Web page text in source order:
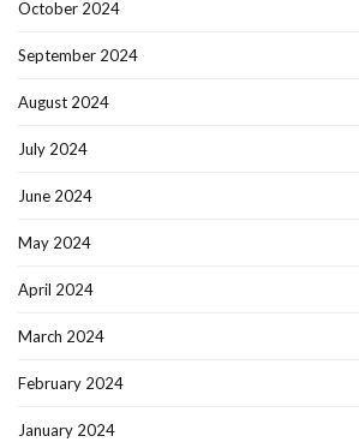
October 2024
September 2024
August 2024
July 2024
June 2024
May 2024
April 2024
March 2024
February 2024
January 2024